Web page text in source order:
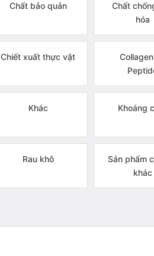
Chất bảo quản
Chất
hóa
Chiết xuất thực vật
Khác Khoáng
Rau khô
Sản phẩm
khác